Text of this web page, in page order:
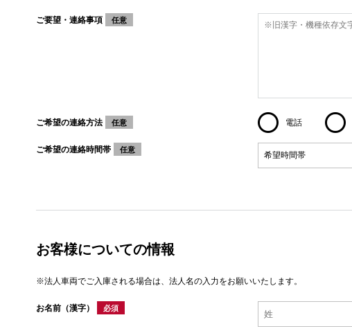
ご要望・連絡事項 任意
ご希望の連絡方法 任意 電話
ご希望の連絡時間帯 任意
お客様についての情報
※法人車両でご入庫される場合は、法人名の入力をお願いいたします。
お名前（漢字） 必須